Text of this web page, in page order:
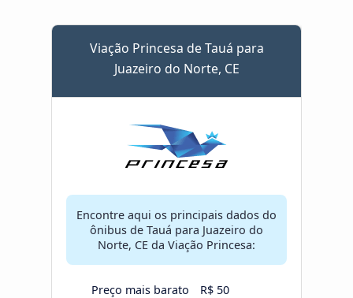
Viação Princesa de Tauá para
Juazeiro do Norte, CE
Encontre aqui os principais dados do
ônibus de Tauá para Juazeiro do
Norte, CE da Viação Princesa:
Preço mais barato
R$ 50